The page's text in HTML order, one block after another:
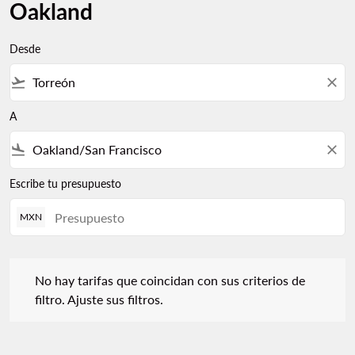
Oakland
Desde
flight_takeoff close
A
flight_land close
Escribe tu presupuesto
MXN
No hay tarifas que coincidan con sus criterios de
filtro. Ajuste sus filtros.